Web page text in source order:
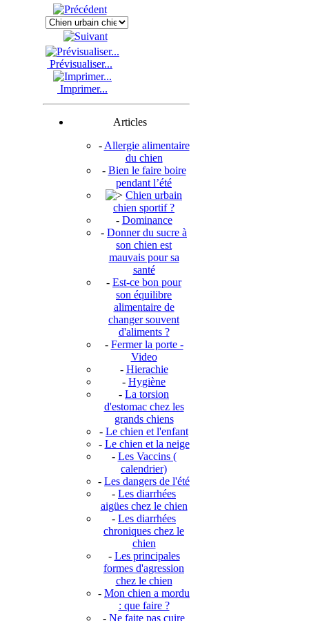
Prévisualiser...
Imprimer...
Articles
- Allergie alimentaire
du chien
- Bien le faire boire
pendant l’été
Chien urbain
chien sportif ?
- Dominance
- Donner du sucre à
son chien est
mauvais pour sa
santé
- Est-ce bon pour
son équilibre
alimentaire de
changer souvent
d'aliments ?
- Fermer la porte -
Video
- Hierachie
- Hygiène
- La torsion
d'estomac chez les
grands chiens
- Le chien et l'enfant
- Le chien et la neige
- Les Vaccins (
calendrier)
- Les dangers de l'été
- Les diarrhées
aigües chez le chien
- Les diarrhées
chroniques chez le
chien
- Les principales
formes d'agression
chez le chien
- Mon chien a mordu
: que faire ?
- Ne faite pas cuire